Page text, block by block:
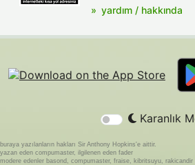
yardım / hakkında
Karanlık
buraya yazılanların hakları Sir Anthony Hopkins'e aittir.
yazan eden compumaster, ilgilenen eden fader
modere edenler basond, compumaster, fraise, kibritsuyu, rakicandir